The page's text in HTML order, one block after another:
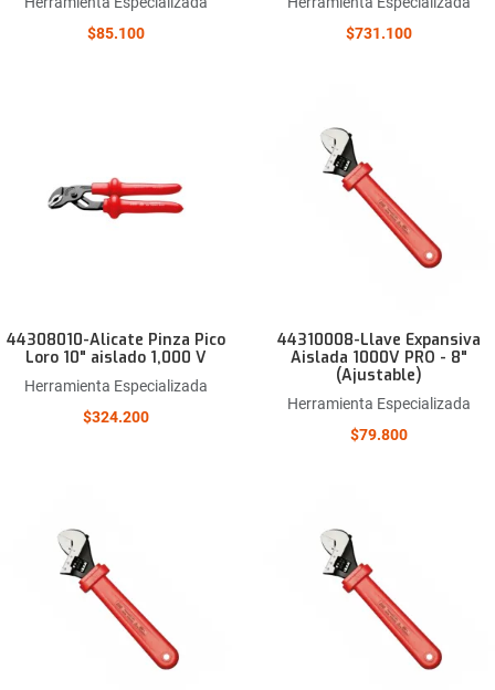
$85.100
$731.100
Comparar este producto
44308010-Alicate Pinza Pico
Loro 10" aislado 1,000 V
Herramienta Especializada
$324.200
44310008-Llave Expansiva
Aislada 1000V PRO - 8"
(Ajustable)
Herramienta Especializada
$79.800
Comparar este producto